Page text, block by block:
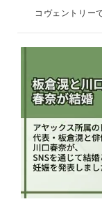
コヴェントリー